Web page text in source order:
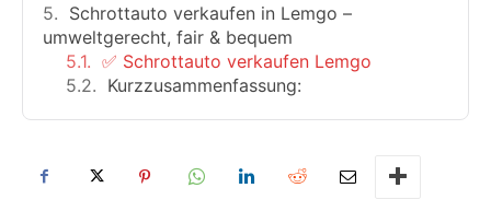
Schrottauto verkaufen in Lemgo –
umweltgerecht, fair & bequem
✅ Schrottauto verkaufen Lemgo
Kurzzusammenfassung: